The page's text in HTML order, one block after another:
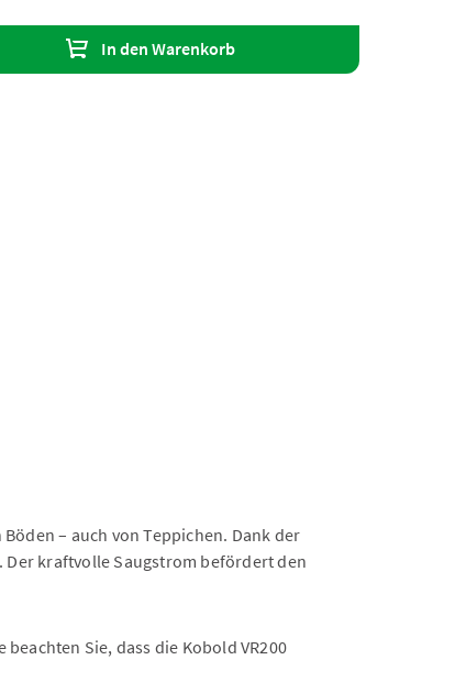
In den Warenkorb
– auch von Teppichen. Dank der
kraftvolle Saugstrom befördert den
Sie, dass die Kobold VR200